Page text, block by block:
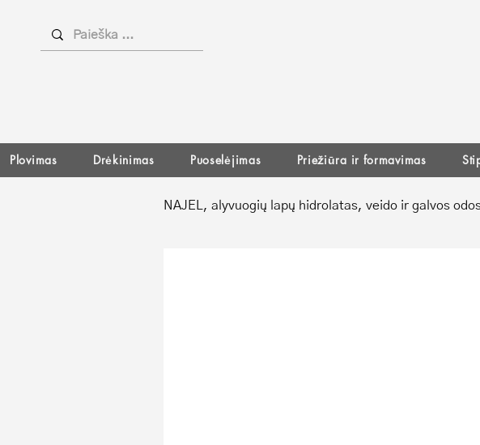
Plovimas Drėkinimas Puoselėjimas Priežiūra ir formavimas
NAJEL, alyvuogių lapų hidrolatas, veido ir galvos